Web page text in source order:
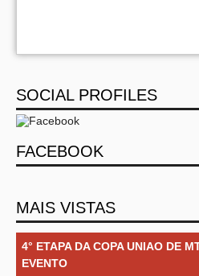
SOCIAL PROFILES
FACEBOOK
MAIS VISTAS
4° ETAPA DA COPA UNIAO DE
EVENTO